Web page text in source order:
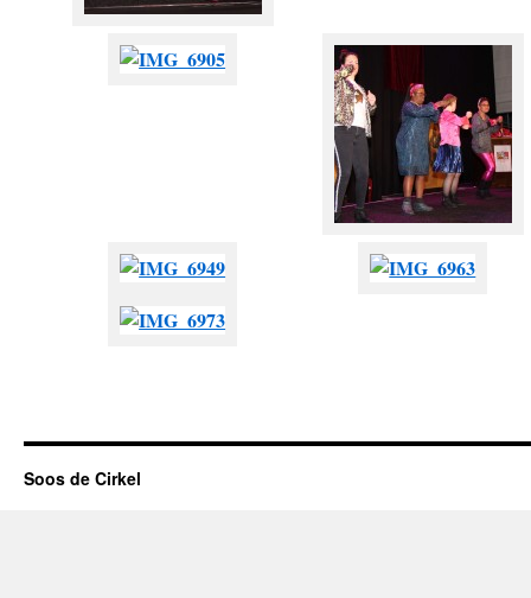
Soos de Cirkel